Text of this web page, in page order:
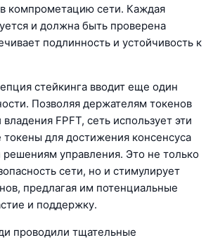
компрометацию сети. Каждая
и должна быть проверена
подлинность и устойчивость к
стейкинга вводит еще один
Позволяя держателям токенов
FPFT, сеть использует эти
для достижения консенсуса
решениям управления. Это не только
сети, но и стимулирует
предлагая им потенциальные
и поддержку.
проводили тщательные